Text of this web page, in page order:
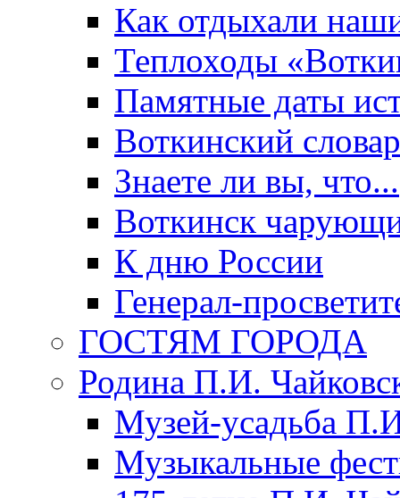
Как отдыхали
Теплоходы
Памятные даты
Воткинский
Знаете ли вы, что...
Воткинск
К дню России
Генерал-
ГОСТЯМ ГОРОДА
Родина П.И.
Музей-усадьба
Музыкальные